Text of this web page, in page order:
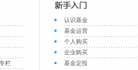
栏
认识基金
基金运营
个人购买
企业购买
基金定投